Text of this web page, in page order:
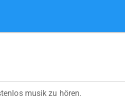
musik zu hören.